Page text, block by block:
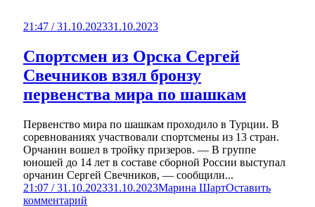
21:47 / 31.10.202331.10.2023
Спортсмен из Орска Сергей
Свечников взял бронзу
первенства мира по шашкам
Первенство мира по шашкам проходило в Турции. В
соревнованиях участвовали спортсмены из 13 стран.
Орчанин вошел в тройку призеров. — В группе
юношей до 14 лет в составе сборной России выступал
орчанин Сергей Свечников, — сообщили...
21:07 / 31.10.202331.10.2023Марина ШартОставить
комментарий